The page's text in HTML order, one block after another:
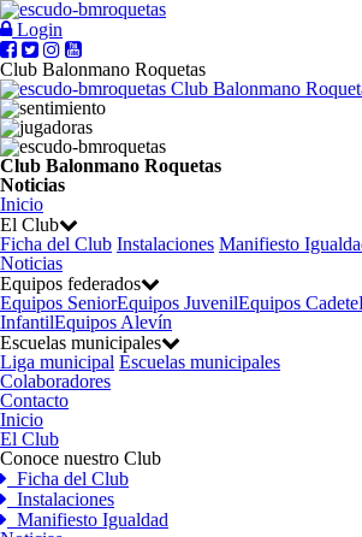
Login
Club Balonmano Roquetas
Club Balonmano
Club Balonmano Roquetas
Noticias
Inicio
El Club
Ficha del Club Instalaciones Manifiesto
Noticias
Equipos federados
Equipos SeniorEquipos JuvenilEquipos Cadete
InfantilEquipos Alevín
Escuelas municipales
Liga municipal Escuelas municipales
Colaboradores
Contacto
Inicio
El Club
Conoce nuestro Club
Ficha del Club
Instalaciones
Manifiesto Igualdad